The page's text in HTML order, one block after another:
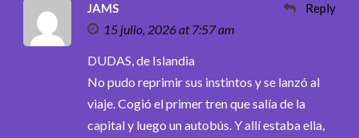
JAMS
15 julio, 2026 at 7:57 am
Reply
DUDAS, de Islandia
No pudo reprimir sus instintos y se lanzó al
viaje. Cogió el primer tren que salía de la
capital y luego un autobús. Y allí estaba ella,